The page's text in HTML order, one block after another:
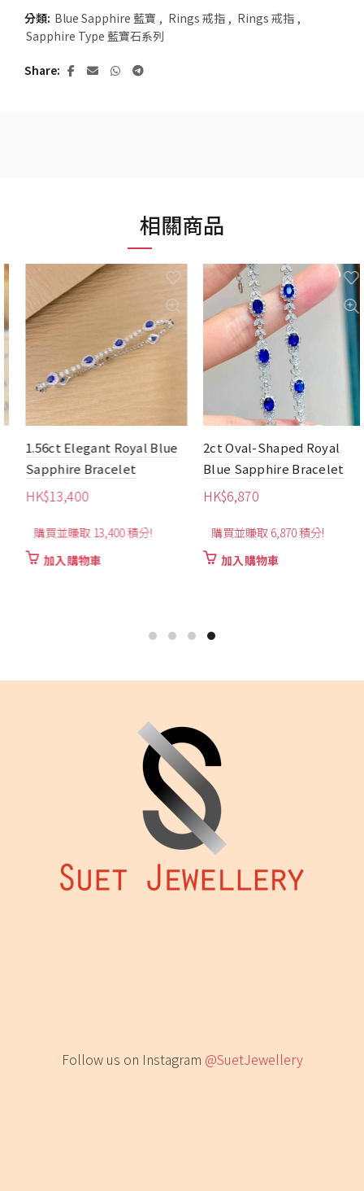
分類: Blue Sapphire 藍寶 , Rings 戒指 , Rings 戒指 ,
Sapphire Type 藍寶石系列
Share
相關商品
1.56ct Elegant Royal Blue
Sapphire Bracelet
HK$13,400
購買並賺取 13,400 積分!
加入購物車
2ct Oval-Shaped Royal
Blue Sapphire Bracelet
HK$6,870
購買並賺取 6,870 積分!
加入購物車
Follow us on Instagram @SuetJewellery